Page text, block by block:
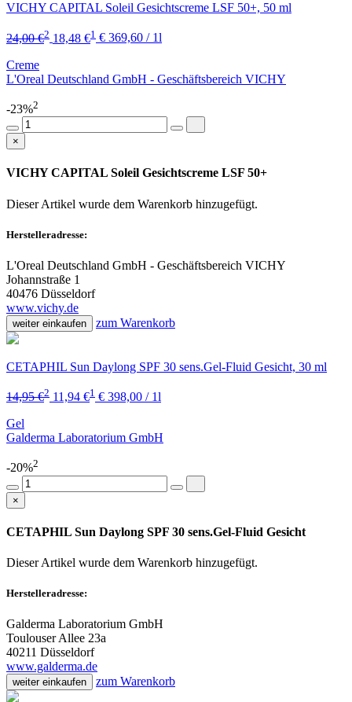
VICHY CAPITAL Soleil Gesichtscreme LSF 50+, 50 ml
24,00 €2 18,48 €1 € 369,60 / 1l
Creme
L'Oreal Deutschland GmbH - Geschäftsbereich VICHY
-23%2
×
VICHY CAPITAL Soleil Gesichtscreme LSF 50+
Dieser Artikel wurde dem Warenkorb hinzugefügt.
Herstelleradresse:
L'Oreal Deutschland GmbH - Geschäftsbereich VICHY
Johannstraße 1
40476 Düsseldorf
www.vichy.de
weiter einkaufen zum Warenkorb
CETAPHIL Sun Daylong SPF 30 sens.Gel-Fluid Gesicht, 30 ml
14,95 €2 11,94 €1 € 398,00 / 1l
Gel
Galderma Laboratorium GmbH
-20%2
×
CETAPHIL Sun Daylong SPF 30 sens.Gel-Fluid Gesicht
Dieser Artikel wurde dem Warenkorb hinzugefügt.
Herstelleradresse:
Galderma Laboratorium GmbH
Toulouser Allee 23a
40211 Düsseldorf
www.galderma.de
weiter einkaufen zum Warenkorb